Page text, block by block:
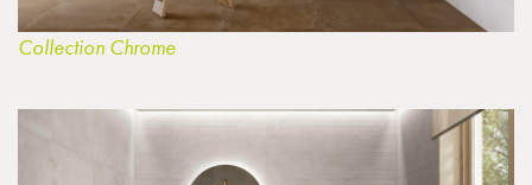
Collection Chrome